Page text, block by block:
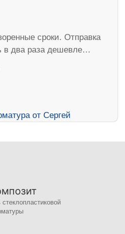
сроки. Отправка
в два раза дешевле…